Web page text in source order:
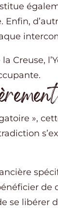
»,
se libérer